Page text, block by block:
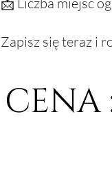
Zapisz się teraz i
CENA